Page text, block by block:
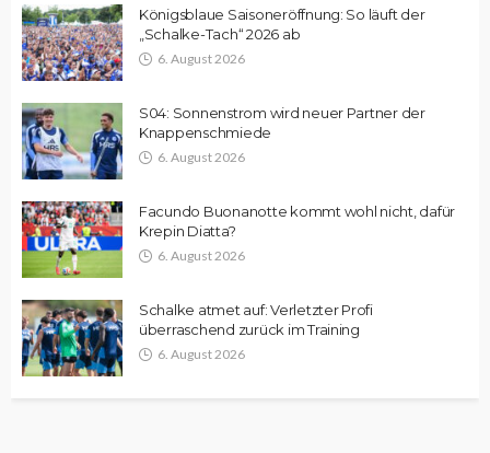
Königsblaue Saisoneröffnung: So läuft der
„Schalke-Tach“ 2026 ab
6. August 2026
S04: Sonnenstrom wird neuer Partner der
Knappenschmiede
6. August 2026
Facundo Buonanotte kommt wohl nicht, dafür
Krepin Diatta?
6. August 2026
Schalke atmet auf: Verletzter Profi
überraschend zurück im Training
6. August 2026